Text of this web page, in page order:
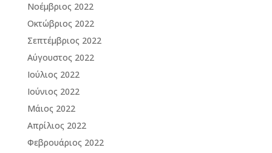
Νοέμβριος 2022
Οκτώβριος 2022
Σεπτέμβριος 2022
Αύγουστος 2022
Ιούλιος 2022
Ιούνιος 2022
Μάιος 2022
Απρίλιος 2022
Φεβρουάριος 2022